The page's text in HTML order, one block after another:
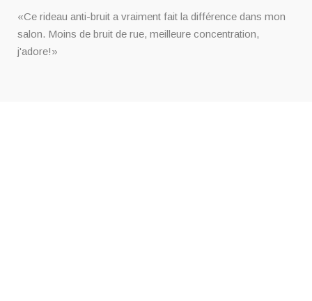
«Ce rideau anti-bruit a vraiment fait la différence dans mon
salon. Moins de bruit de rue, meilleure concentration,
j'adore!»